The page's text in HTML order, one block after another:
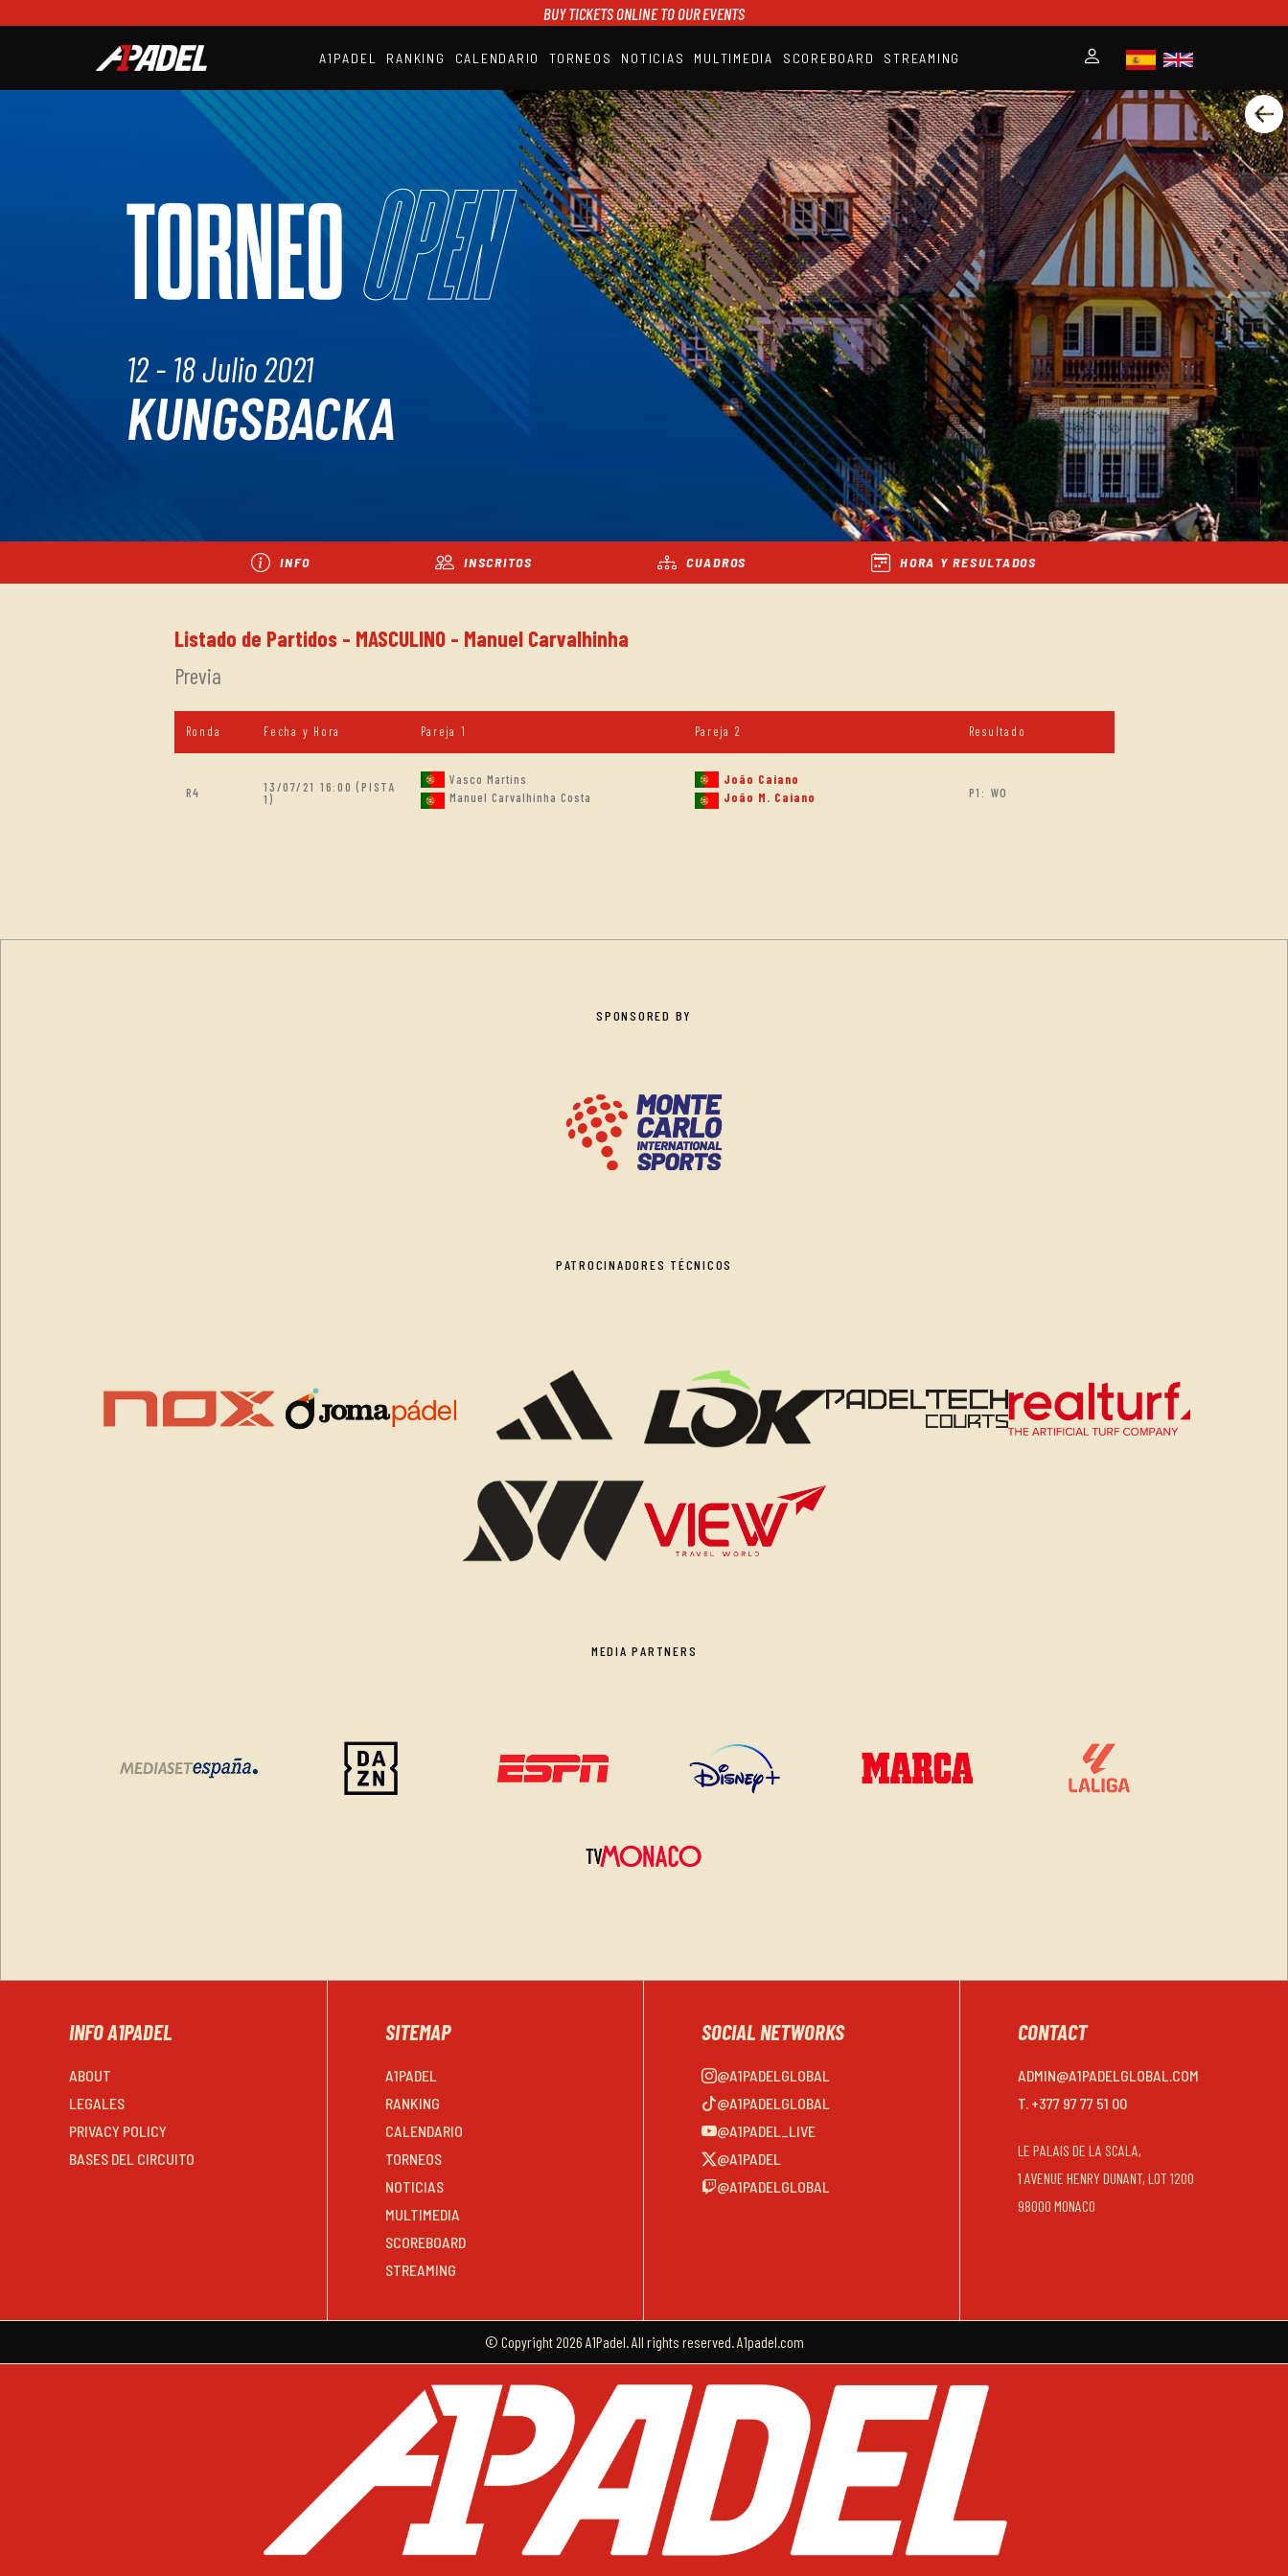
BUY TICKETS ONLINE TO OUR EVENTS
A1PADEL RANKING CALENDARIO TORNEOS NOTICIAS MULTIMEDIA SCOREBOARD STREAMING
A1PADEL
RANKING
CALENDARIO
TORNEOS
NOTICIAS
MULTIMEDIA
SCOREBOARD
STREAMING
TORNEOOpen
12 - 18 Julio 2021
KUNGSBACKA
INFO INSCRITOS CUADROS HORA Y RESULTADOS
Listado de Partidos - MASCULINO - Manuel Carvalhinha
Previa
Ronda Fecha y Hora Pareja 1 Pareja 2 Resultado
R4
13/07/21 16:00 (PISTA
1)
Vasco Martins
Manuel Carvalhinha Costa
João Caiano
João M. Caiano
P1: WO
SPONSORED BY
PATROCINADORES TÉCNICOS
MEDIA PARTNERS
INFO A1PADEL
ABOUT
LEGALES
PRIVACY POLICY
BASES DEL CIRCUITO
SITEMAP
A1PADEL
RANKING
CALENDARIO
TORNEOS
NOTICIAS
MULTIMEDIA
SCOREBOARD
STREAMING
SOCIAL NETWORKS
@A1PADELGLOBAL
@A1PADELGLOBAL
@A1PADEL_LIVE
@A1PADEL
@A1PADELGLOBAL
CONTACT
ADMIN@A1PADELGLOBAL.COM
T. +377 97 77 51 00
LE PALAIS DE LA SCALA,
1 AVENUE HENRY DUNANT, LOT 1200
98000 MONACO
© Copyright 2026 A1Padel. All rights reserved. A1padel.com